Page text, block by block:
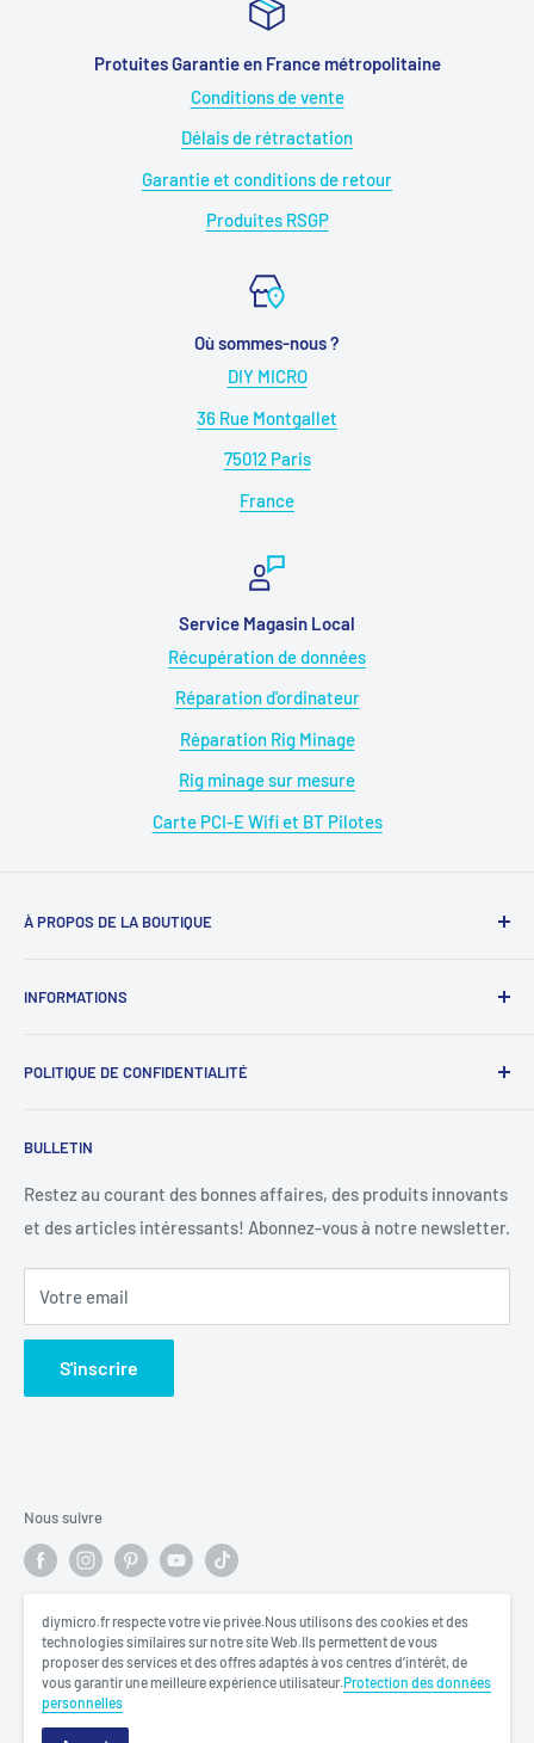
Protuites Garantie en France métropolitaine
Conditions de vente
Délais de rétractation
Garantie et conditions de retour
Produites RSGP
Où sommes-nous ?
DIY MICRO
36 Rue Montgallet
75012 Paris
France
Service Magasin Local
Récupération de données
Réparation d'ordinateur
Réparation Rig Minage
Rig minage sur mesure
Carte PCI-E Wifi et BT Pilotes
À PROPOS DE LA BOUTIQUE
09 : 00h - 18 : 00h.Sans interruption.
INFORMATIONS
Rejoignez-nous
SAV WhatsApp : 07 68 88 02 12
Conditions d'utilisation
Politique de remboursement
POLITIQUE DE CONFIDENTIALITÉ
BULLETIN
Restez au courant des bonnes affaires, des produits innovants
et des articles intéressants! Abonnez-vous à notre newsletter.
Votre email
S'inscrire
Nous suivre
Nous acceptons
diymicro.fr respecte votre vie privée.Nous utilisons des cookies et des
technologies similaires sur notre site Web.Ils permettent de vous
proposer des services et des offres adaptés à vos centres d’intérêt, de
vous garantir une meilleure expérience utilisateur.Protection des données
personnelles